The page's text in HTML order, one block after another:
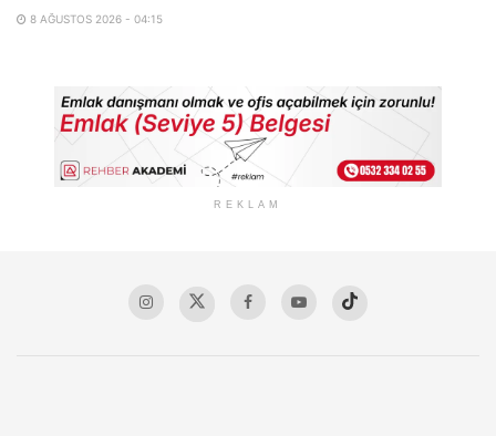
8 AĞUSTOS 2026 - 04:15
REKLAM